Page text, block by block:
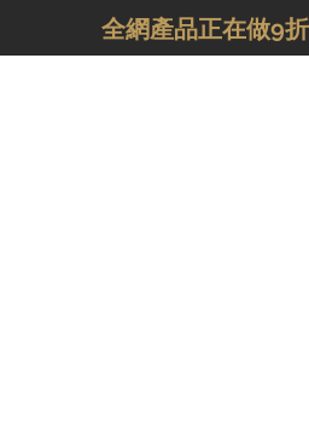
全網產品正在做9